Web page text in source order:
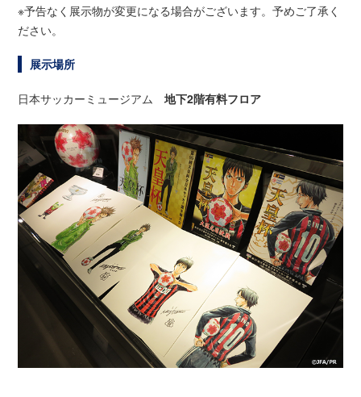
※予告なく展示物が変更になる場合がございます。予めご了承く
ださい。
展示場所
日本サッカーミュージアム地下2階有料フロア